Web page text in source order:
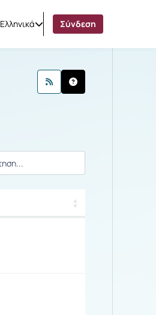
Ελληνικά Σύνδεση